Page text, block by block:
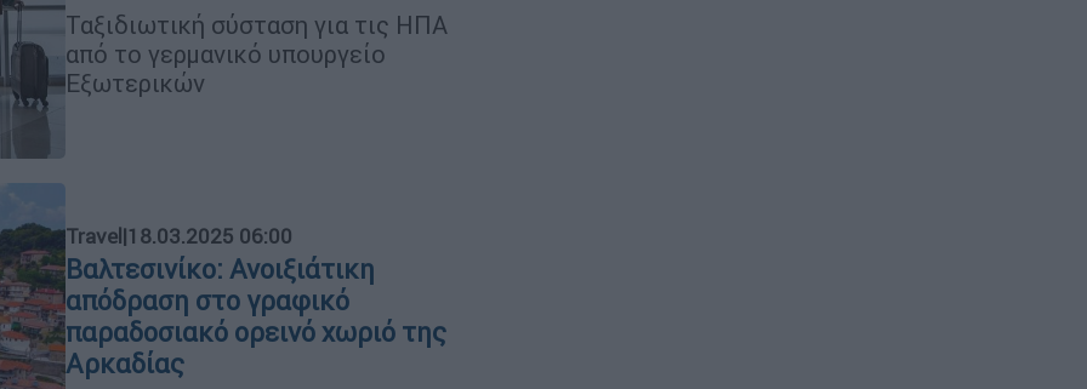
Ταξιδιωτική σύσταση για τις ΗΠΑ
από το γερμανικό υπουργείο
Εξωτερικών
Travel|18.03.2025 06:00
Βαλτεσινίκο: Ανοιξιάτικη
απόδραση στο γραφικό
παραδοσιακό ορεινό χωριό της
Αρκαδίας